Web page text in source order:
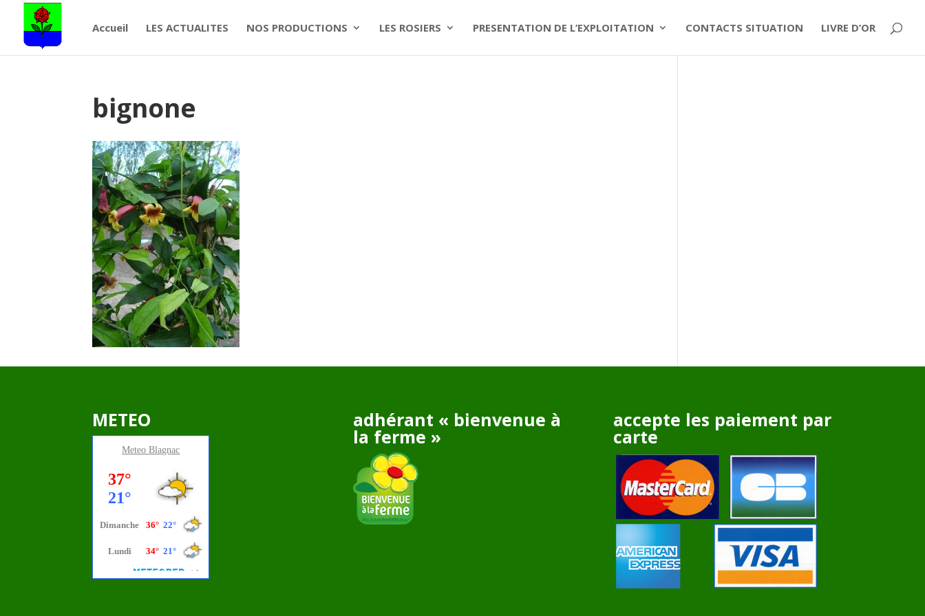
Accueil LES ACTUALITES NOS PRODUCTIONS LES ROSIERS PRESENTATION DE L’EXPLOITATION CONTACTS SITUATION LIVRE D’OR
bignone
METEO
MeteoBlagnac
adhérant « bienvenue à
la ferme »
accepte les paiement par
carte